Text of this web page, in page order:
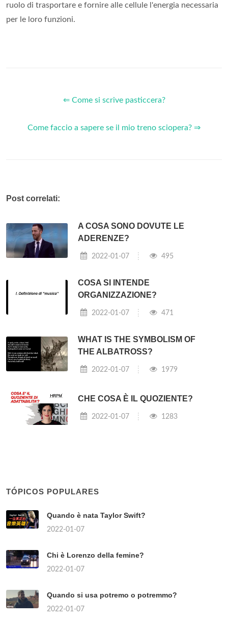
ruolo di trasportare e fornire alle cellule l'energia necessaria
per le loro funzioni.
⇐ Come si scrive pasticcera?
Come faccio a sapere se il mio treno sciopera? ⇒
Post correlati:
A COSA SONO DOVUTE LE
ADERENZE?
2022-01-07 495
COSA SI INTENDE
ORGANIZZAZIONE?
2022-01-07 471
WHAT IS THE SYMBOLISM OF
THE ALBATROSS?
2022-01-07 1979
CHE COSA È IL QUOZIENTE?
2022-01-07 1283
TÓPICOS POPULARES
Quando è nata Taylor Swift?
2022-01-07
Chi è Lorenzo della femine?
2022-01-07
Quando si usa potremo o potremmo?
2022-01-07